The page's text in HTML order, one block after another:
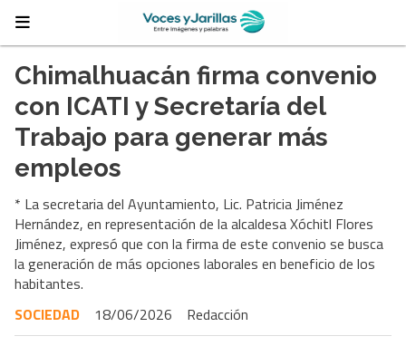
Chimalhuacán firma convenio
con ICATI y Secretaría del
Trabajo para generar más
empleos
* La secretaria del Ayuntamiento, Lic. Patricia Jiménez
Hernández, en representación de la alcaldesa Xóchitl Flores
Jiménez, expresó que con la firma de este convenio se busca
la generación de más opciones laborales en beneficio de los
habitantes.
SOCIEDAD
18/06/2026 Redacción